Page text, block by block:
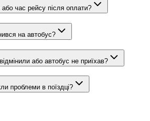
час рейсу після оплати?
на автобус?
або автобус не приїхав?
проблеми в поїздці?